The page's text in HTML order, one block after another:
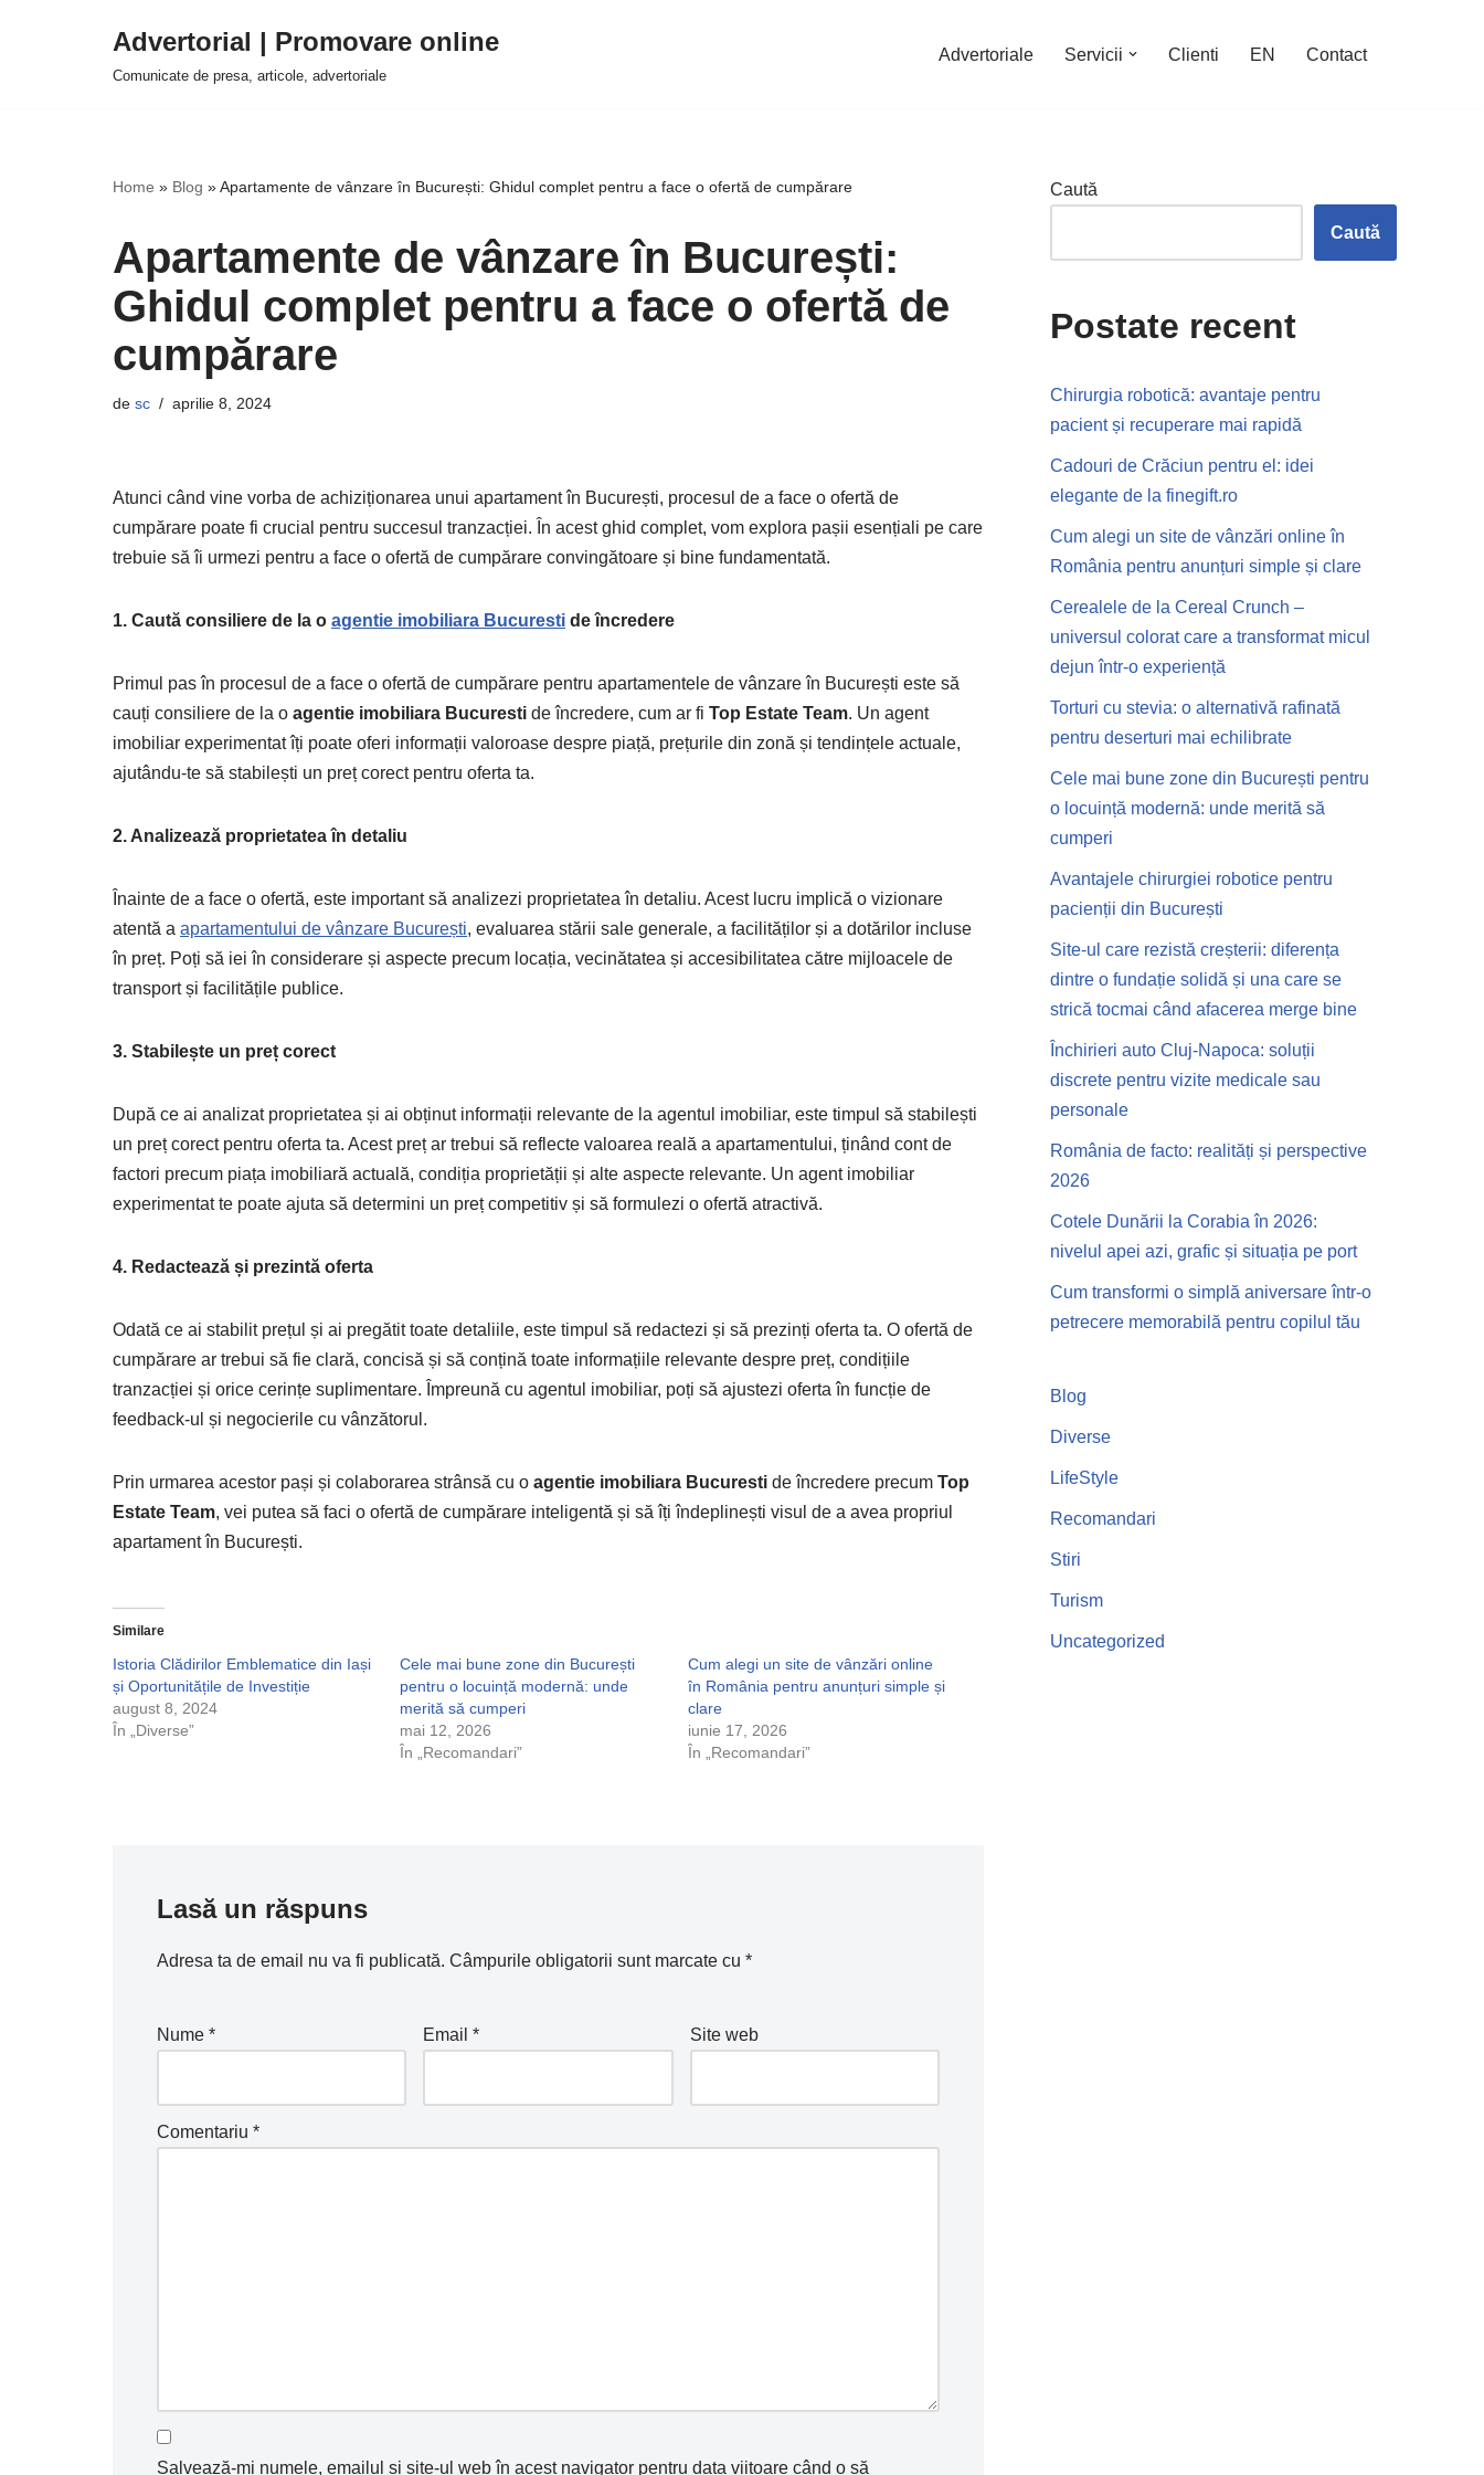
Advertorial | Promovare online
Comunicate de presa, articole, advertoriale
Advertoriale Servicii Clienti EN Contact
Home » Blog »Apartamente de vânzare în București: Ghidul complet pentru a face o ofertă de cumpărare
Apartamente de vânzare în București:
Ghidul complet pentru a face o ofertă de
cumpărare
de sc aprilie 8, 2024
Atunci când vine vorba de achiziționarea unui apartament în București, procesul de a face o ofertă de
cumpărare poate fi crucial pentru succesul tranzacției. În acest ghid complet, vom explora pașii esențiali pe care
trebuie să îi urmezi pentru a face o ofertă de cumpărare convingătoare și bine fundamentată.
1. Caută consiliere de la o agentie imobiliara Bucuresti de încredere
Primul pas în procesul de a face o ofertă de cumpărare pentru apartamentele de vânzare în București este să
cauți consiliere de la o agentie imobiliara Bucuresti de încredere, cum ar fi Top Estate Team. Un agent
imobiliar experimentat îți poate oferi informații valoroase despre piață, prețurile din zonă și tendințele actuale,
ajutându-te să stabilești un preț corect pentru oferta ta.
2. Analizează proprietatea în detaliu
Înainte de a face o ofertă, este important să analizezi proprietatea în detaliu. Acest lucru implică o vizionare
atentă a apartamentului de vânzare București, evaluarea stării sale generale, a facilităților și a dotărilor incluse
în preț. Poți să iei în considerare și aspecte precum locația, vecinătatea și accesibilitatea către mijloacele de
transport și facilitățile publice.
3. Stabilește un preț corect
După ce ai analizat proprietatea și ai obținut informații relevante de la agentul imobiliar, este timpul să stabilești
un preț corect pentru oferta ta. Acest preț ar trebui să reflecte valoarea reală a apartamentului, ținând cont de
factori precum piața imobiliară actuală, condiția proprietății și alte aspecte relevante. Un agent imobiliar
experimentat te poate ajuta să determini un preț competitiv și să formulezi o ofertă atractivă.
4. Redactează și prezintă oferta
Odată ce ai stabilit prețul și ai pregătit toate detaliile, este timpul să redactezi și să prezinți oferta ta. O ofertă de
cumpărare ar trebui să fie clară, concisă și să conțină toate informațiile relevante despre preț, condițiile
tranzacției și orice cerințe suplimentare. Împreună cu agentul imobiliar, poți să ajustezi oferta în funcție de
feedback-ul și negocierile cu vânzătorul.
Prin urmarea acestor pași și colaborarea strânsă cu o agentie imobiliara Bucuresti de încredere precum Top
Estate Team, vei putea să faci o ofertă de cumpărare inteligentă și să îți îndeplinești visul de a avea propriul
apartament în București.
Similare
Istoria Clădirilor Emblematice din Iași
și Oportunitățile de Investiție
august 8, 2024
În „Diverse”
Cele mai bune zone din București
pentru o locuință modernă: unde
merită să cumperi
mai 12, 2026
În „Recomandari”
Cum alegi un site de vânzări online
în România pentru anunțuri simple și
clare
iunie 17, 2026
În „Recomandari”
Lasă un răspuns
Adresa ta de email nu va fi publicată. Câmpurile obligatorii sunt marcate cu *
Nume * Email* Site web
Comentariu *
Salvează-mi numele, emailul și site-ul web în acest navigator pentru data viitoare când o să
Caută
Caută
Postate recent
Chirurgia robotică: avantaje pentru
pacient și recuperare mai rapidă
Cadouri de Crăciun pentru el: idei
elegante de la finegift.ro
Cum alegi un site de vânzări online în
România pentru anunțuri simple și clare
Cerealele de la Cereal Crunch –
universul colorat care a transformat micul
dejun într-o experiență
Torturi cu stevia: o alternativă rafinată
pentru deserturi mai echilibrate
Cele mai bune zone din București pentru
o locuință modernă: unde merită să
cumperi
Avantajele chirurgiei robotice pentru
pacienții din București
Site-ul care rezistă creșterii: diferența
dintre o fundație solidă și una care se
strică tocmai când afacerea merge bine
Închirieri auto Cluj-Napoca: soluții
discrete pentru vizite medicale sau
personale
România de facto: realități și perspective
2026
Cotele Dunării la Corabia în 2026:
nivelul apei azi, grafic și situația pe port
Cum transformi o simplă aniversare într-o
petrecere memorabilă pentru copilul tău
Blog
Diverse
LifeStyle
Recomandari
Stiri
Turism
Uncategorized